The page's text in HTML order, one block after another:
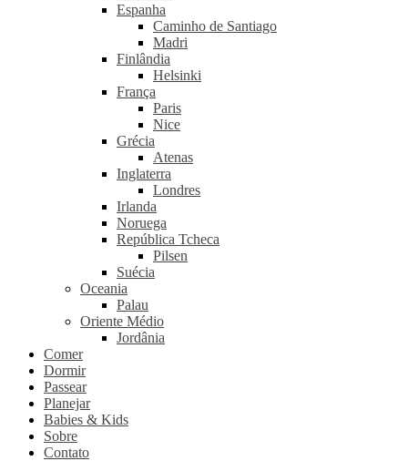
Espanha
Caminho de Santiago
Madri
Finlândia
Helsinki
França
Paris
Nice
Grécia
Atenas
Inglaterra
Londres
Irlanda
Noruega
República Tcheca
Pilsen
Suécia
Oceania
Palau
Oriente Médio
Jordânia
Comer
Dormir
Passear
Planejar
Babies & Kids
Sobre
Contato